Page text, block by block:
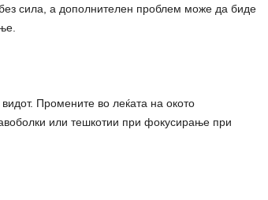
сила, а дополнителен проблем може да биде
Промените во леќата на окото
или тешкотии при фокусирање при